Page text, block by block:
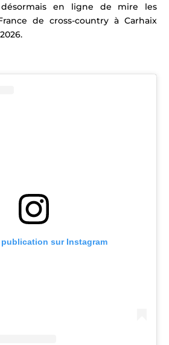
en ligne de mire les
de cross-country à Carhaix
publication sur Instagram